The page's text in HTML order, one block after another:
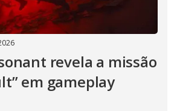
revela a missão
em gameplay